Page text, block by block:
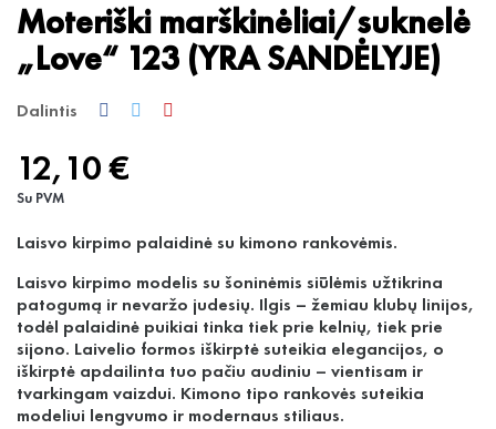
Moteriški marškinėliai/suknelė
„Love“ 123 (YRA SANDĖLYJE)
Dalintis
12,10 €
Su PVM
Laisvo kirpimo palaidinė su kimono rankovėmis.
Laisvo kirpimo modelis su šoninėmis siūlėmis užtikrina
patogumą ir nevaržo judesių. Ilgis – žemiau klubų linijos,
todėl palaidinė puikiai tinka tiek prie kelnių, tiek prie
sijono. Laivelio formos iškirptė suteikia elegancijos, o
iškirptė apdailinta tuo pačiu audiniu – vientisam ir
tvarkingam vaizdui. Kimono tipo rankovės suteikia
modeliui lengvumo ir modernaus stiliaus.